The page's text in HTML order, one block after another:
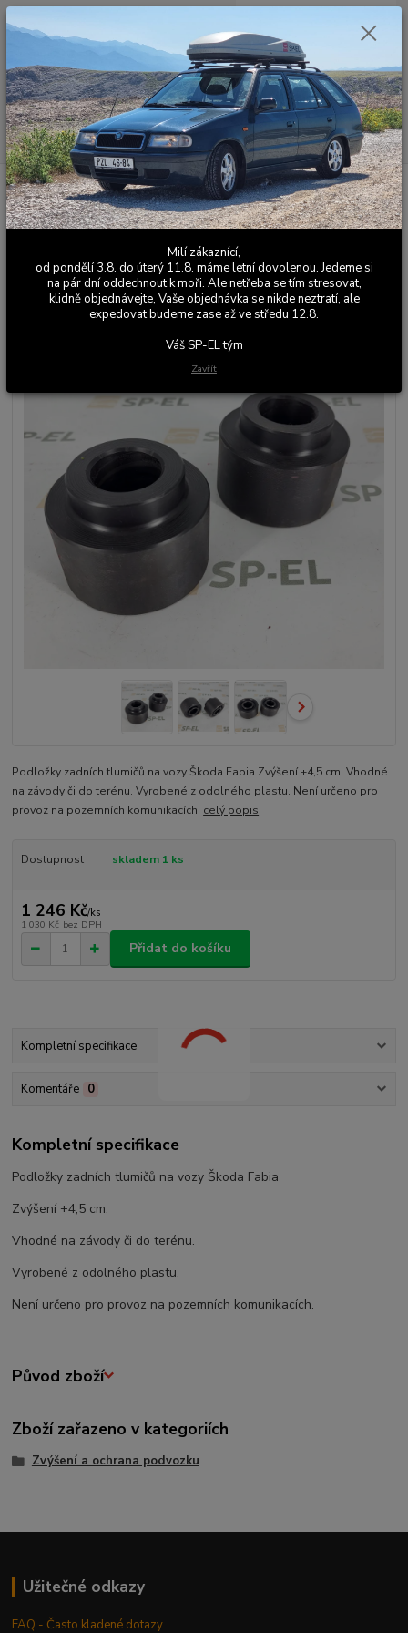
Menu
Hledat
Po - Pá 9:00 - 17:00
0,00 Kč
Úvod Sportovní / Závodní podvozky Zvýšení a ochrana podvozku
Sada
2 podložek zadních pružin Fabia
Sada 2 podložek zadních pružin
Fabia
Podložky zadních tlumičů na vozy Škoda Fabia Zvýšení +4,5 cm. Vhodné
na závody či do terénu. Vyrobené z odolného plastu. Není určeno pro
provoz na pozemních komunikacích. celý popis
Dostupnost skladem 1 ks
1 246 Kč/ks
1 030 Kč bez DPH
Přidat do košíku
Kompletní specifikace
Komentáře 0
Kompletní specifikace
Podložky zadních tlumičů na vozy Škoda Fabia
Zvýšení +4,5 cm.
Vhodné na závody či do terénu.
Vyrobené z odolného plastu.
Není určeno pro provoz na pozemních komunikacích.
Původ zboží
Zboží zařazeno v kategoriích
Zvýšení a ochrana podvozku
Užitečné odkazy
FAQ - Často kladené dotazy
Milí zákaznící,
od pondělí 3.8. do úterý 11.8. máme letní dovolenou. Jedeme si
na pár dní oddechnout k moři. Ale netřeba se tím stresovat,
klidně objednávejte, Vaše objednávka se nikde neztratí, ale
expedovat budeme zase až ve středu 12.8.
Váš SP-EL tým
Zavřít